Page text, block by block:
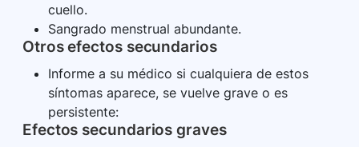
cuello.
Sangrado menstrual abundante.
Otros efectos secundarios
Informe a su médico si cualquiera de estos
síntomas aparece, se vuelve grave o es
persistente:
Efectos secundarios graves